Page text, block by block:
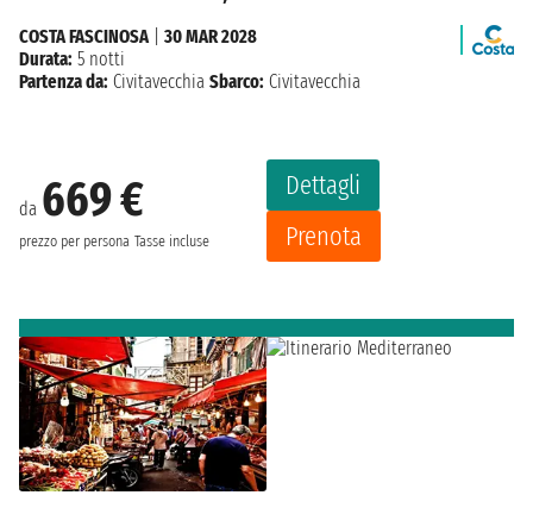
da 669 €
prezzo per persona Tasse incluse
Dettagli
Prenota
COSTA FASCINOSA| 30 MAR 2028
Durata: 5 notti
Partenza da: Civitavecchia Sbarco: Civitavecchia